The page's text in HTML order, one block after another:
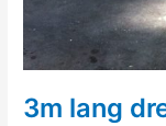
3m lang